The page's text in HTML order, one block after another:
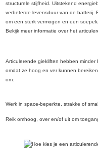
structurele stijfheid. Uitstekend
verbeterde levensduur van de batterij.
om een ​​sterk vermogen en een
Bekijk meer informatie over het
Articulerende giekliften hebben
omdat ze hoog en ver kunnen
om:
Werk in space-beperkte, strakke of
Reik omhoog, over en/of uit om